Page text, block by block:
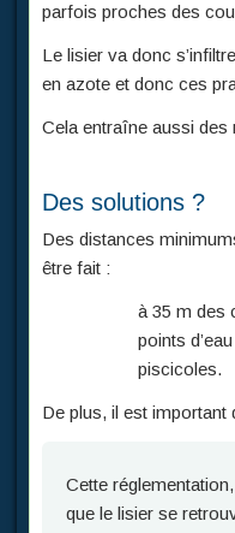
parfois proches des
Le lisier va donc
en azote et donc ces
Cela entraîne aussi
Des solutions ?
Des distances
être fait :
à 35 m des
points
piscicoles.
De plus, il est important
Cette
que le lisier se